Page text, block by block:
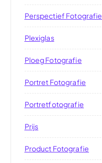
Perspectief Fotografie
Plexiglas
Ploeg Fotografie
Portret Fotografie
Portretfotografie
Prijs
Product Fotografie